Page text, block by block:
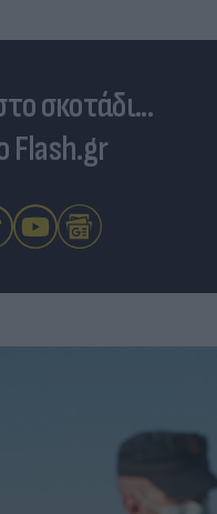
σκοτάδι...
Flash.gr